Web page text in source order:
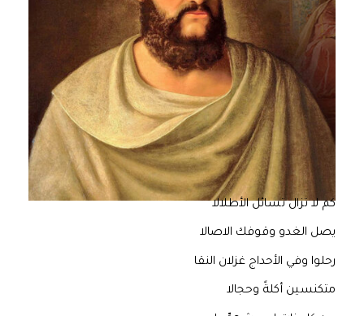
كم لا تزال تسائل الأطلالا
يصل الغدو وقوفك الاصالا
رحلوا وفي الأحداج غزلان النقا
متكنسين أكلةً وحجالا